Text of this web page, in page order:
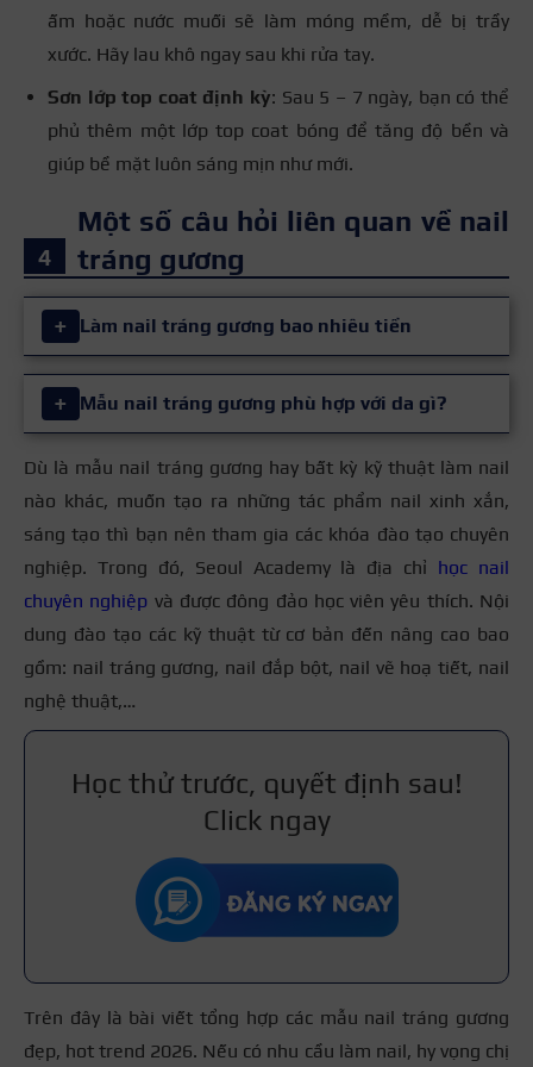
ấm hoặc nước muối sẽ làm móng mềm, dễ bị trầy
xước. Hãy lau khô ngay sau khi rửa tay.
Sơn lớp top coat định kỳ: Sau 5 – 7 ngày, bạn có thể
phủ thêm một lớp top coat bóng để tăng độ bền và
giúp bề mặt luôn sáng mịn như mới.
Một số câu hỏi liên quan về nail
tráng gương
+ Làm nail tráng gương bao nhiêu tiền
Giá sơn một bộ nail tráng gương dao động từ
200.000 – 600.000 VNĐ/bộ.
bao nhiêu tiền phụ thuộc vào độ dài móng của móng,
độ cầu kỳ và salon làm móng. Thường sơn mẫu đơn
giản có giá khoảng
200.000 – 300.000 VNĐ/bộ,
đối với mẫu cầu kỳ (ombre, mix đá, mix hoa): 400.000
– 600.000 VNĐ.
+ Mẫu nail tráng gương phù hợp với da gì?
Đối với da sáng: hợp hầu hết các màu, đặc biệt
là ánh bạc, hồng baby, xanh ngọc.
Da ngăm : Nên chọn màu đồng, vàng ánh kim,
nâu ánh gương, tím trầm để tôn da.
Hợp với ombre nhẹ, ánh nude,
Dù là mẫu nail tráng gương hay bất kỳ kỹ thuật làm nail
nào khác, muốn tạo ra những tác phẩm nail xinh xắn,
sáng tạo thì bạn nên tham gia các khóa đào tạo chuyên
nghiệp. Trong đó, Seoul Academy là địa chỉ học nail
chuyên nghiệp và được đông đảo học viên yêu thích. Nội
dung đào tạo các kỹ thuật từ cơ bản đến nâng cao bao
gồm: nail tráng gương, nail đắp bột, nail vẽ hoạ tiết, nail
nghệ thuật,…
Học thử trước, quyết định sau!
Click ngay
Trên đây là bài viết tổng hợp các mẫu nail tráng gương
đẹp, hot trend 2026. Nếu có nhu cầu làm nail, hy vọng chị